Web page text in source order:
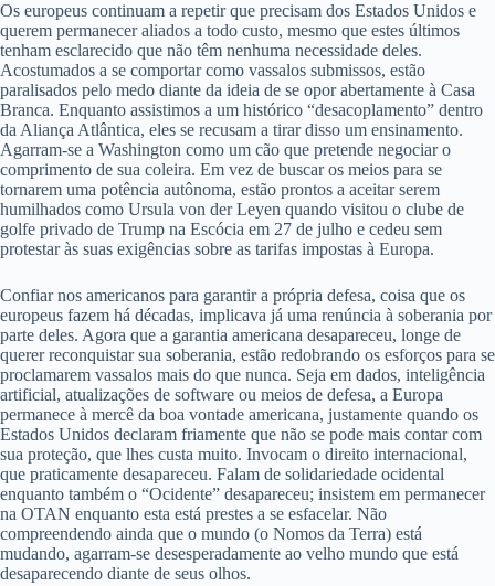
Os europeus continuam a repetir que precisam dos Estados Unidos e
querem permanecer aliados a todo custo, mesmo que estes últimos
tenham esclarecido que não têm nenhuma necessidade deles.
Acostumados a se comportar como vassalos submissos, estão
paralisados pelo medo diante da ideia de se opor abertamente à Casa
Branca. Enquanto assistimos a um histórico “desacoplamento” dentro
da Aliança Atlântica, eles se recusam a tirar disso um ensinamento.
Agarram-se a Washington como um cão que pretende negociar o
comprimento de sua coleira. Em vez de buscar os meios para se
tornarem uma potência autônoma, estão prontos a aceitar serem
humilhados como Ursula von der Leyen quando visitou o clube de
golfe privado de Trump na Escócia em 27 de julho e cedeu sem
protestar às suas exigências sobre as tarifas impostas à Europa.
Confiar nos americanos para garantir a própria defesa, coisa que os
europeus fazem há décadas, implicava já uma renúncia à soberania por
parte deles. Agora que a garantia americana desapareceu, longe de
querer reconquistar sua soberania, estão redobrando os esforços para se
proclamarem vassalos mais do que nunca. Seja em dados, inteligência
artificial, atualizações de software ou meios de defesa, a Europa
permanece à mercê da boa vontade americana, justamente quando os
Estados Unidos declaram friamente que não se pode mais contar com
sua proteção, que lhes custa muito. Invocam o direito internacional,
que praticamente desapareceu. Falam de solidariedade ocidental
enquanto também o “Ocidente” desapareceu; insistem em permanecer
na OTAN enquanto esta está prestes a se esfacelar. Não
compreendendo ainda que o mundo (o Nomos da Terra) está
mudando, agarram-se desesperadamente ao velho mundo que está
desaparecendo diante de seus olhos.